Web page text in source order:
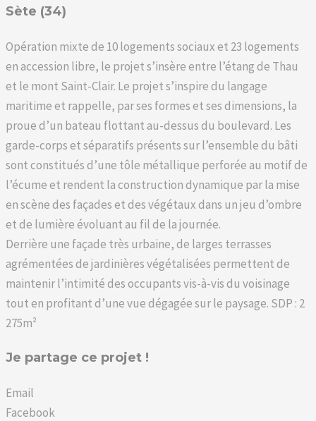
Sète (34)
Opération mixte de 10 logements sociaux et 23 logements
en accession libre, le projet s’insère entre l’étang de Thau
et le mont Saint-Clair. Le projet s’inspire du langage
maritime et rappelle, par ses formes et ses dimensions, la
proue d’un bateau flottant au-dessus du boulevard. Les
garde-corps et séparatifs présents sur l’ensemble du bâti
sont constitués d’une tôle métallique perforée au motif de
l’écume et rendent la construction dynamique par la mise
en scène des façades et des végétaux dans un jeu d’ombre
et de lumière évoluant au fil de la journée.
Derrière une façade très urbaine, de larges terrasses
agrémentées de jardinières végétalisées permettent de
maintenir l’intimité des occupants vis-à-vis du voisinage
tout en profitant d’une vue dégagée sur le paysage. SDP : 2
275m²
Je partage ce projet !
Email
Facebook